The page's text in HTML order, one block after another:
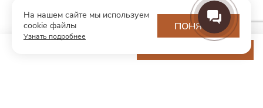
На нашем сайте мы используем
cookie файлы
Узнать подробнее
ПОНЯТНО